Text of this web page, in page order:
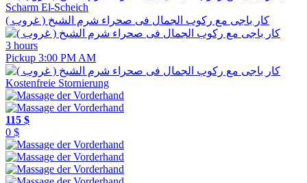
Scharm El-Scheich
كار باجى مع ركوب الجمال فى صحراء شرم الشيخ ( غروب )
3 hours
Pickup 3:00 PM AM
Kostenfreie Stornierung
115 $
0 $